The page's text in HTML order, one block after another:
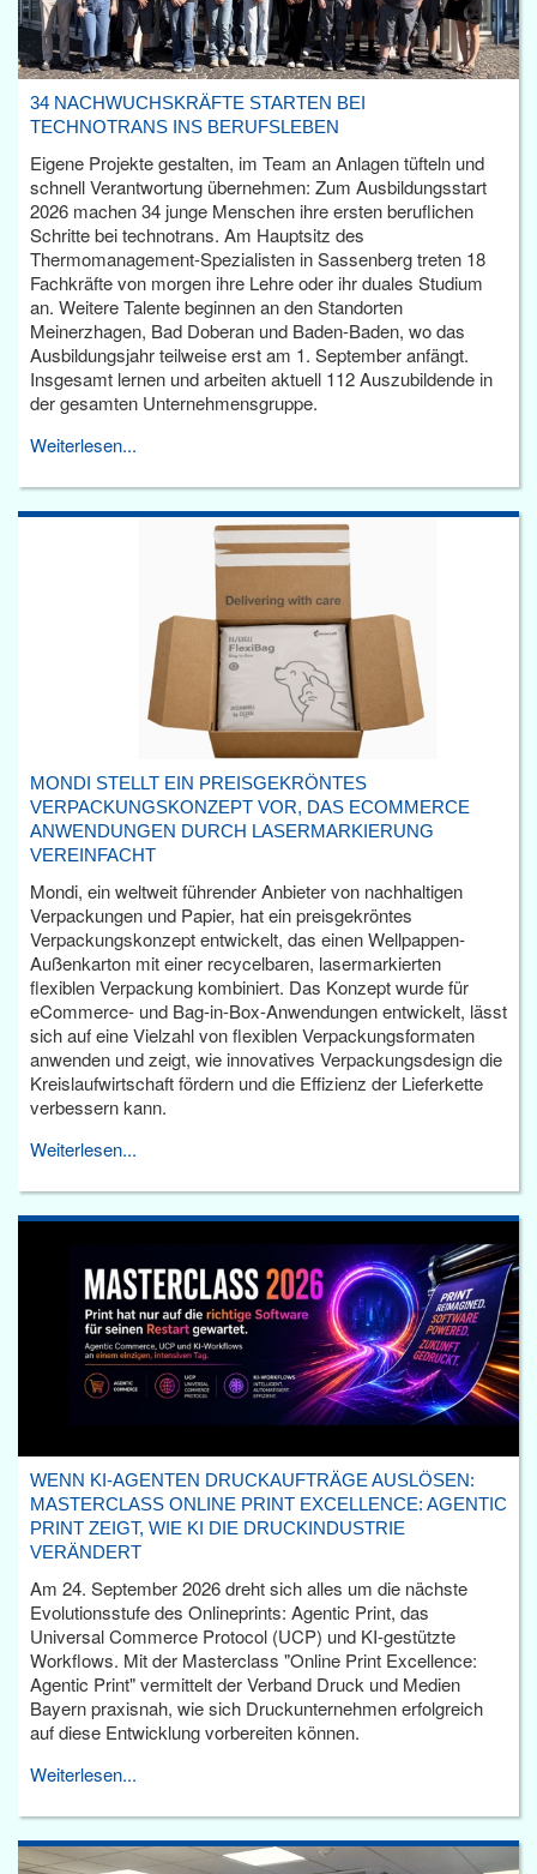
34 NACHWUCHSKRÄFTE STARTEN BEI
TECHNOTRANS INS BERUFSLEBEN
Eigene Projekte gestalten, im Team an Anlagen tüfteln und
schnell Verantwortung übernehmen: Zum Ausbildungsstart
2026 machen 34 junge Menschen ihre ersten beruflichen
Schritte bei technotrans. Am Hauptsitz des
Thermomanagement-Spezialisten in Sassenberg treten 18
Fachkräfte von morgen ihre Lehre oder ihr duales Studium
an. Weitere Talente beginnen an den Standorten
Meinerzhagen, Bad Doberan und Baden-Baden, wo das
Ausbildungsjahr teilweise erst am 1. September anfängt.
Insgesamt lernen und arbeiten aktuell 112 Auszubildende in
der gesamten Unternehmensgruppe.
Weiterlesen...
MONDI STELLT EIN PREISGEKRÖNTES
VERPACKUNGSKONZEPT VOR, DAS ECOMMERCE
ANWENDUNGEN DURCH LASERMARKIERUNG
VEREINFACHT
Mondi, ein weltweit führender Anbieter von nachhaltigen
Verpackungen und Papier, hat ein preisgekröntes
Verpackungskonzept entwickelt, das einen Wellpappen-
Außenkarton mit einer recycelbaren, lasermarkierten
flexiblen Verpackung kombiniert. Das Konzept wurde für
eCommerce- und Bag-in-Box-Anwendungen entwickelt, lässt
sich auf eine Vielzahl von flexiblen Verpackungsformaten
anwenden und zeigt, wie innovatives Verpackungsdesign die
Kreislaufwirtschaft fördern und die Effizienz der Lieferkette
verbessern kann.
Weiterlesen...
WENN KI-AGENTEN DRUCKAUFTRÄGE AUSLÖSEN:
MASTERCLASS ONLINE PRINT EXCELLENCE: AGENTIC
PRINT ZEIGT, WIE KI DIE DRUCKINDUSTRIE
VERÄNDERT
Am 24. September 2026 dreht sich alles um die nächste
Evolutionsstufe des Onlineprints: Agentic Print, das
Universal Commerce Protocol (UCP) und KI-gestützte
Workflows. Mit der Masterclass "Online Print Excellence:
Agentic Print" vermittelt der Verband Druck und Medien
Bayern praxisnah, wie sich Druckunternehmen erfolgreich
auf diese Entwicklung vorbereiten können.
Weiterlesen...